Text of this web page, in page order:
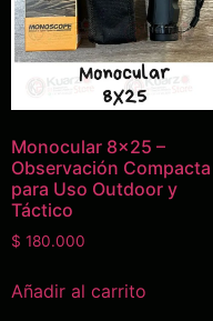
Monocular 8×25 –
Observación Compacta
para Uso Outdoor y
Táctico
$ 180.000
Añadir al carrito